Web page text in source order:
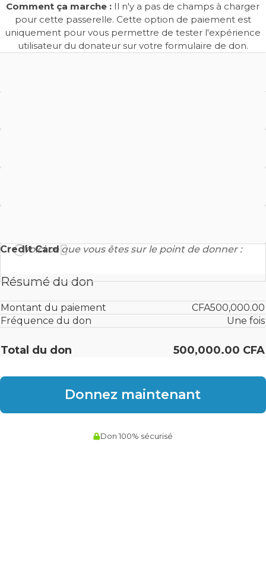
Comment ça marche : Il n'y a pas de champs à charger
pour cette passerelle. Cette option de paiement est
uniquement pour vous permettre de tester l'expérience
utilisateur du donateur sur votre formulaire de don.
Credit Card
Voici ce que vous êtes sur le point de donner :
Résumé du don
Montant du paiement
CFA500,000.00
Fréquence du don
Une fois
Total du don 500,000.00 CFA
Don 100% sécurisé